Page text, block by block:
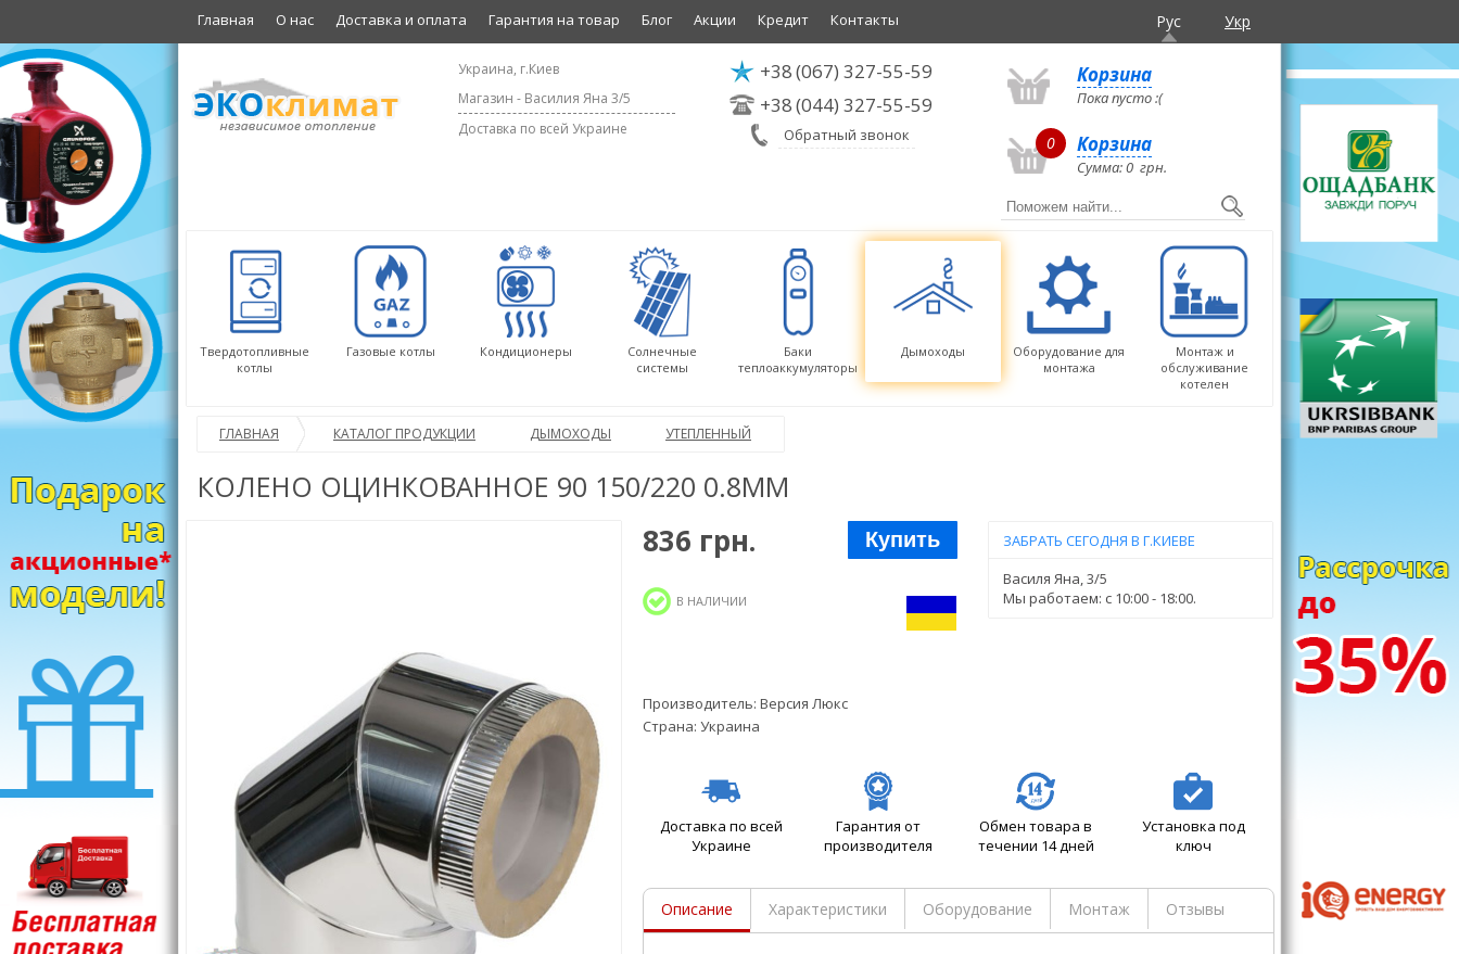
Главная О нас Доставка и оплата Гарантия на товар Блог Акции Кредит Контакты Рус Укр
Украина, г.Киев
Магазин - Василия Яна 3/5
Доставка по всей Украине
+38(067) 327-55-59
+38(044) 327-55-59
Обратный звонок
Корзина
Пока пусто :(
0 Корзина
Сумма:0 грн.
Твердотопливные
котлы
Газовые котлы Кондиционеры
Солнечные
системы
Баки
теплоаккумуляторы
Дымоходы
Оборудование для
монтажа
Монтаж и
обслуживание
котелен
ГЛАВНАЯ КАТАЛОГ ПРОДУКЦИИ ДЫМОХОДЫ УТЕПЛЕННЫЙ
КОЛЕНО ОЦИНКОВАННОЕ 90 150/220 0.8ММ
836 грн. Купить
В НАЛИЧИИ
Производитель: Версия Люкс
Страна: Украина
ЗАБРАТЬ СЕГОДНЯ В Г.КИЕВЕ
Василя Яна, 3/5
Мы работаем: c 10:00 - 18:00.
Доставка по всей
Украине
Гарантия от
производителя
Обмен товара в
течении 14 дней
Установка под
ключ
Описание Характеристики Оборудование Монтаж Отзывы